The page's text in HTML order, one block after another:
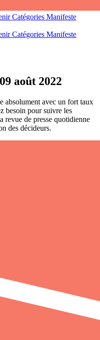
Catégories Manifeste
Catégories Manifeste
août 2022
absolument avec un fort taux
besoin pour suivre les
revue de presse quotidienne
des décideurs.